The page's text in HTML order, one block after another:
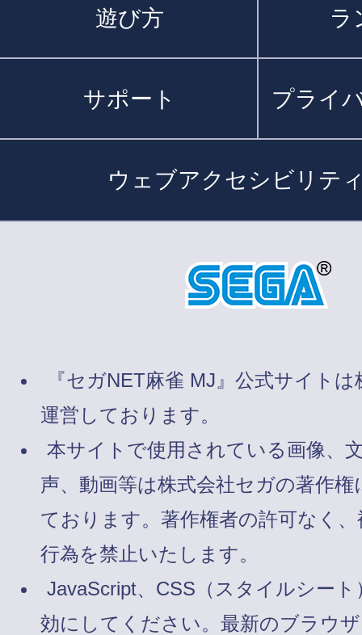
遊び方 ラ
サポート プライ
ウェブアクセシビリテ
『セガNET麻雀 MJ』公式サイト
運営しております。
本サイトで使用されている画像、
声、動画等は株式会社セガの著作
ております。著作権者の許可なく
行為を禁止いたします。
JavaScript、CSS（スタイルシート
効にしてください。最新のブラウ